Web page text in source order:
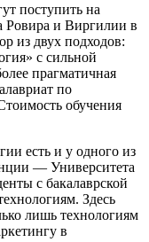
поступить на
Ровира и Виргилии в
из двух подходов:
с сильной
прагматичная
по
обучения
есть и у одного из
— Университета
с бакалаврской
Здесь
лишь технологиям
в